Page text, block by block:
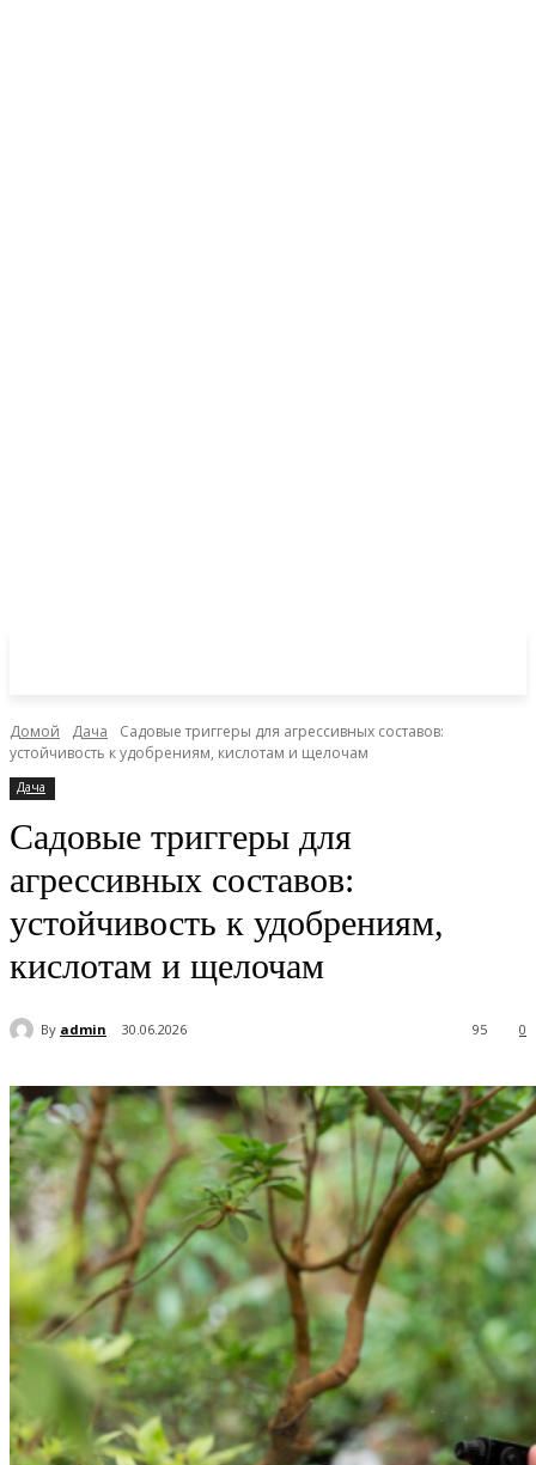
Домой Дача
Садовые триггеры для агрессивных составов:
устойчивость к удобрениям, кислотам и щелочам
Дача
Садовые триггеры для
агрессивных составов:
устойчивость к удобрениям,
кислотам и щелочам
By admin 30.06.2026 0
95